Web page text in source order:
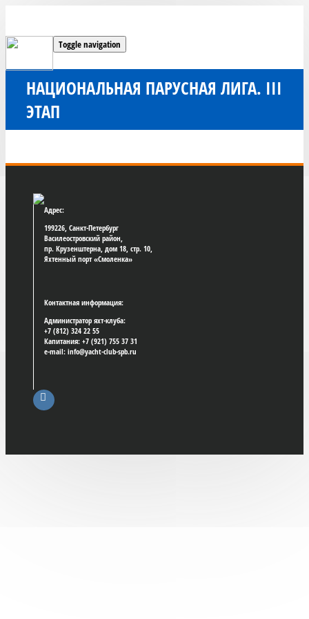
Toggle navigation
НАЦИОНАЛЬНАЯ ПАРУСНАЯ ЛИГА. III
ЭТАП
Адрес:
199226, Санкт-Петербург
Василеостровский район,
пр. Крузенштерна, дом 18, стр. 10,
Яхтенный порт «Смоленка»
Контактная информация:
Администратор яхт-клуба:
+7 (812) 324 22 55
Капитания: +7 (921) 755 37 31
e-mail: info@yacht-club-spb.ru